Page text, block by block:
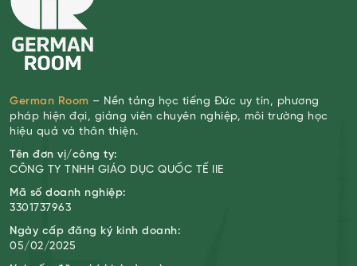
German Room – Nền tảng học tiếng Đức uy tín, phương
pháp hiện đại, giảng viên chuyên nghiệp, môi trường học
hiệu quả và thân thiện.
Tên đơn vị/công ty:
CÔNG TY TNHH GIÁO DỤC QUỐC TẾ IIE
Mã số doanh nghiệp:
3301737963
Ngày cấp đăng ký kinh doanh:
05/02/2025